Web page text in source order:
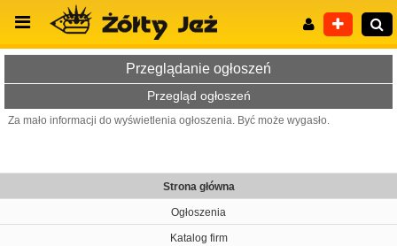
Przeglądanie ogłoszeń
Przegląd ogłoszeń
Za mało informacji do wyświetlenia ogłoszenia. Być może wygasło.
Strona główna
Ogłoszenia
Katalog firm